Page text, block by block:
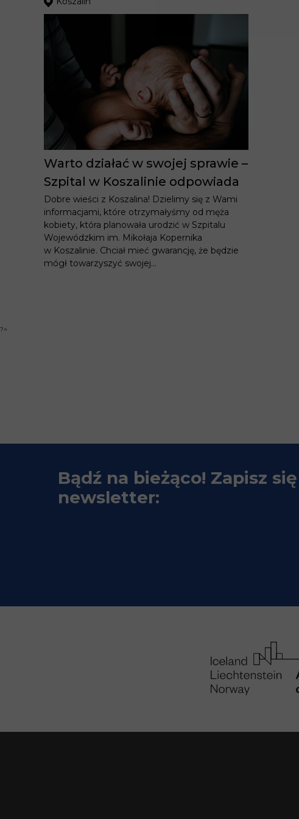
Warto działać w swojej sprawie –
Szpital w Koszalinie odpowiada
Dobre wieści z Koszalina! Dzielimy się z Wami
informacjami, które otrzymałyśmy od męża
kobiety, która planowała urodzić w Szpitalu
Wojewódzkim im. Mikołaja Kopernika
w Koszalinie. Chciał mieć gwarancję, że będzie
mógł towarzyszyć swojej...
?>
Bądź na bieżąco! Zapisz
newsletter: